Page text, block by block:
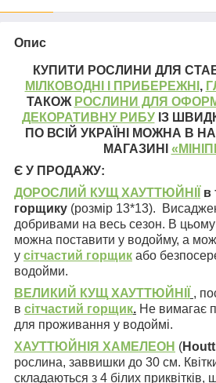
Опис
КУПИТИ РОСЛИНИ ДЛЯ
МІЛКОВОДНІ І ПРИБЕРЕЖНІ ,
ТАКОЖ РОСЛИНИ ДЛЯ
ДЕКОРАТИВНУ РИБУІЗ
ПО ВСІЙ УКРАЇНІ МОЖНА В
МАГАЗИНІ
Є У ПРОДАЖУ:
ДОРОСЛИЙ КУЩХАУТТЮЙНІЇ
в
горщику (розмір 13*13).
добривами на весь сезон. В
можна поставити у водойму, а
у сітчастий горщик або
водойми.
ВЕЛИКИЙ КУЩ ХАУТТЮЙНІЇ
,
в сітчастий горщик. Не вимагає
для проживання у водоймі.
ХАУТТЮЙНІЯ ХАМЕЛЕОН (
рослина, заввишки до 30 см.
складаються з 4 білих